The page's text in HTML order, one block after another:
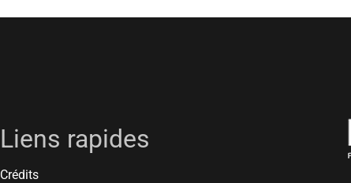
Liens rapides
Crédits